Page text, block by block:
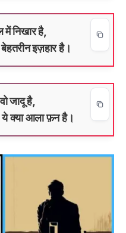
में निखार है,
बेहतरीन इज़हार है।
जादू है,
ये क्या आला फ़न है।